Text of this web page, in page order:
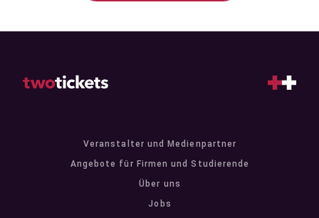
Veranstalter und Medienpartner
Angebote für Firmen und Studierende
Über uns
Jobs